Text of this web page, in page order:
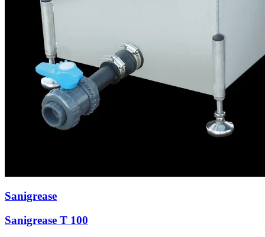
Sanigrease
Sanigrease T 100